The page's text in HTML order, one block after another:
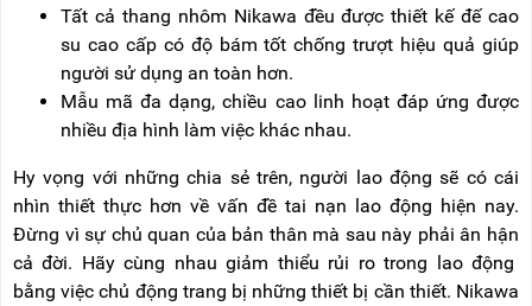
Tất cả thang nhôm Nikawa đều được thiết kế đế cao
su cao cấp có độ bám tốt chống trượt hiệu quả giúp
người sử dụng an toàn hơn.
Mẫu mã đa dạng, chiều cao linh hoạt đáp ứng được
nhiều địa hình làm việc khác nhau.
Hy vọng với những chia sẻ trên, người lao động sẽ có cái
nhìn thiết thực hơn về vấn đề tai nạn lao động hiện nay.
Đừng vì sự chủ quan của bản thân mà sau này phải ân hận
cả đời. Hãy cùng nhau giảm thiểu rủi ro trong lao động
bằng việc chủ động trang bị những thiết bị cần thiết. Nikawa